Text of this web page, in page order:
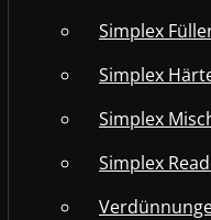
Simplex
Simplex
Simplex
Simplex